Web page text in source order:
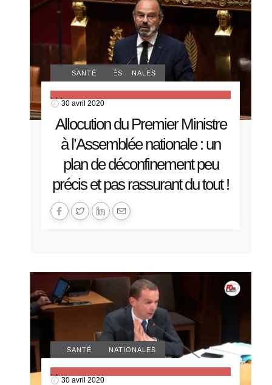
ACTUALITÉS NATIONALES
COMMUNIQUÉS
COVID-19
SANTÉ
30 avril 2020
Allocution du Premier Ministre
à l’Assemblée nationale : un
plan de déconfinement peu
précis et pas rassurant du tout !
ACTUALITÉS NATIONALES
COVID-19
SANTÉ
30 avril 2020